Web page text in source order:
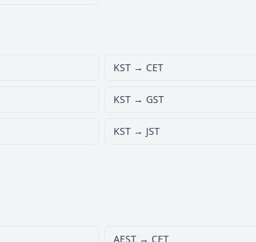
KST → CET
KST → GST
KST → JST
AEST → CET